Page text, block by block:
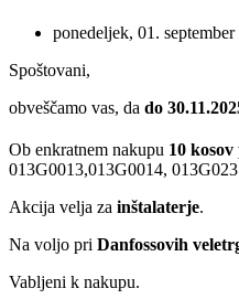
ponedeljek, 01.
Spoštovani,
obveščamo vas, da do
Ob enkratnem nakupu 10
013G0013,013G0014,
Akcija velja za inštalaterje.
Na voljo pri Danfossovih
Vabljeni k nakupu.